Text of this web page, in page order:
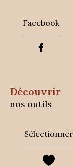
Facebook
découvrir
nos outils
Sélectionner